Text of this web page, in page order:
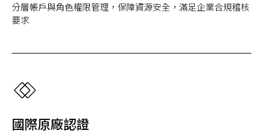
分層帳戶與角色權限管理，保障資源安全，滿足企業合規稽核
要求
國際原廠認證